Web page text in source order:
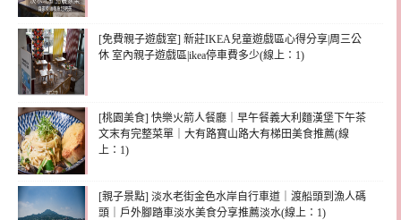
[免費親子遊戲室] 新莊IKEA兒童遊戲區心得分享|周三公
休 室內親子遊戲區|ikea停車費多少(線上：1)
[桃園美食] 快樂火箭人餐廳｜早午餐義大利麵漢堡下午茶
文末有完整菜單｜大有路寶山路大有梯田美食推薦(線
上：1)
[親子景點] 淡水老街金色水岸自行車道｜渡船頭到漁人碼
頭｜戶外腳踏車淡水美食分享推薦淡水(線上：1)